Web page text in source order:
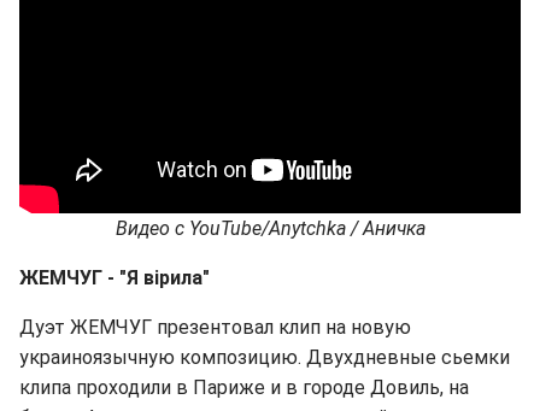
Видео с YouTube/Anytchka/ Аничка
ЖЕМЧУГ - "Я вірила"
Дуэт ЖЕМЧУГ презентовал клип на новую
украиноязычную композицию. Двухдневные сьемки
клипа проходили в Париже и в городе Довиль, на